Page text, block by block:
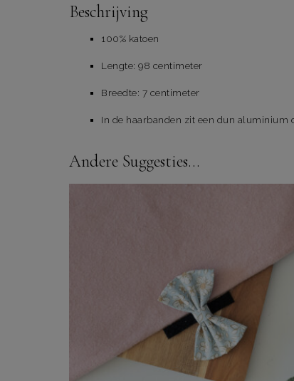
Beschrijving
100% katoen
Lengte: 98 centimeter
Breedte: 7 centimeter
In de haarbanden zit een dun aluminium
Andere Suggesties…